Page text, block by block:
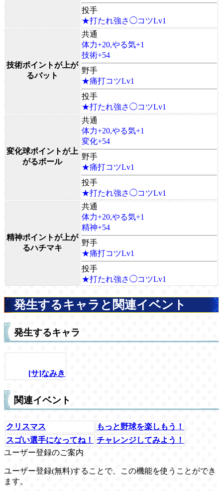
投手
★打たれ強さ◯コツLv1
技術ポイントが上が
るバット
共通
体力+20,やる気+1
技術+54
野手
★痛打コツLv1
投手
★打たれ強さ◯コツLv1
変化球ポイントが上
がるボール
共通
体力+20,やる気+1
変化+54
野手
★痛打コツLv1
投手
★打たれ強さ◯コツLv1
精神ポイントが上が
るハチマキ
共通
体力+20,やる気+1
精神+54
野手
★痛打コツLv1
投手
★打たれ強さ◯コツLv1
発生するキャラと関連イベント
発生するキャラ
[サ]なみき
関連イベント
クリスマス
もっと野球を楽しもう！
スゴい選手になってね！
チャレンジしてみよう！
ユーザー登録のご案内
ユーザー登録(無料)することで、この機能を使うことができ
ます。